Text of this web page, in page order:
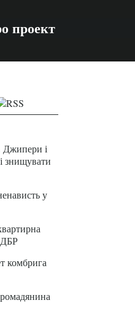
проект
Джипери і
знищувати
у
ДБР
комбрига